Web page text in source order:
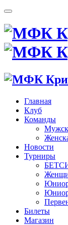
Главная
Клуб
Команды
Новости
Турниры
Билеты
Магазин